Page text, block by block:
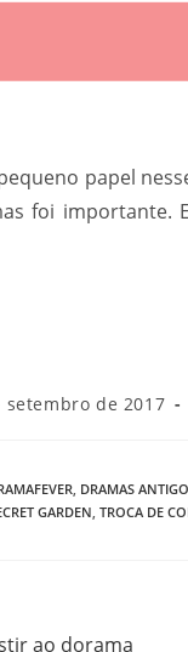
papel
foi importante.
setembro de 2017
, DRAMAS
GARDEN, TROCA DE
ao dorama